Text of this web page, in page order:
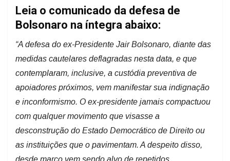
Leia o comunicado da defesa de
Bolsonaro na íntegra abaixo:
“A defesa do ex-Presidente Jair Bolsonaro, diante das
medidas cautelares deflagradas nesta data, e que
contemplaram, inclusive, a custódia preventiva de
apoiadores próximos, vem manifestar sua indignação
e inconformismo. O ex-presidente jamais compactuou
com qualquer movimento que visasse a
desconstrução do Estado Democrático de Direito ou
as instituições que o pavimentam. A despeito disso,